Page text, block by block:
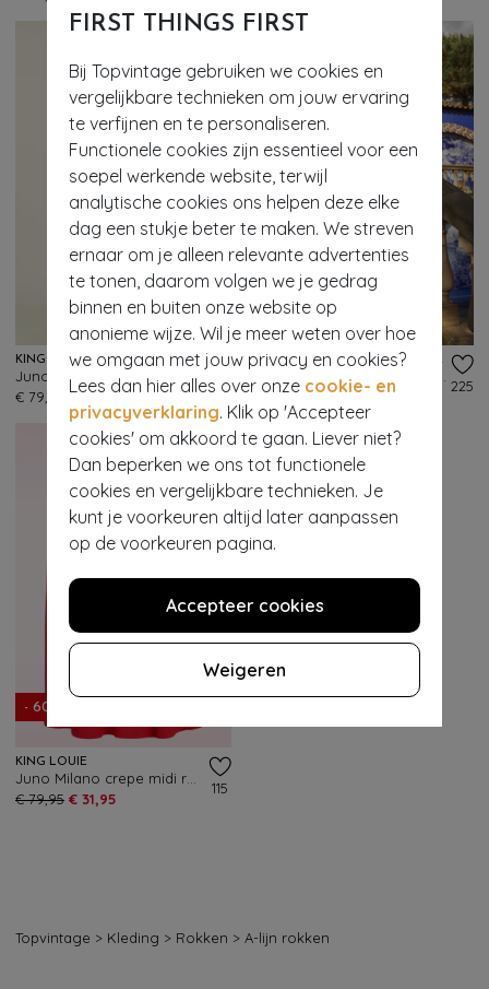
FIRST THINGS FIRST
Bij Topvintage gebruiken we cookies en
vergelijkbare technieken om jouw ervaring
te verfijnen en te personaliseren.
Functionele cookies zijn essentieel voor een
soepel werkende website, terwijl
analytische cookies ons helpen deze elke
dag een stukje beter te maken. We streven
ernaar om je alleen relevante advertenties
te tonen, daarom volgen we je gedrag
binnen en buiten onze website op
anonieme wijze. Wil je meer weten over hoe
we omgaan met jouw privacy en cookies?
Lees dan hier alles over onze cookie- en
privacyverklaring. Klik op 'Accepteer
cookies' om akkoord te gaan. Liever niet?
Dan beperken we ons tot functionele
cookies en vergelijkbare technieken. Je
kunt je voorkeuren altijd later aanpassen
op de voorkeuren pagina.
Accepteer cookies
Weigeren
KING LOUIE
Juno Milano Crepe midi rok in zwart
€ 79,95
78
- 60%
TOPVINTAGE BOUTIQUE COLLECTION
€ 49,95
€ 19,95
225
- 60%
KING LOUIE
€ 79,95 € 31,95
115
Topvintage > Kleding > Rokken > A-lijn rokken